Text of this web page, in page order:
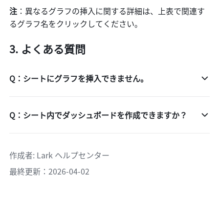
注 ：異なるグラフの挿入に関する詳細は、上表で関連す
るグラフ名をクリックしてください。
よくある質問
Q：シートにグラフを挿入できません。
Q：シート内でダッシュボードを作成できますか？
作成者: Lark ヘルプセンター
最終更新：2026-04-02